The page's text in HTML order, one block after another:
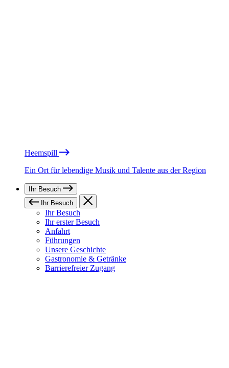
Heemspill
Ein Ort für lebendige Musik und Talente aus der Region
Ihr Besuch
Ihr Besuch
Ihr Besuch
Ihr erster Besuch
Anfahrt
Führungen
Unsere Geschichte
Gastronomie & Getränke
Barrierefreier Zugang